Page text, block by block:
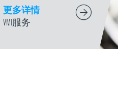
更多详情
VMI服务